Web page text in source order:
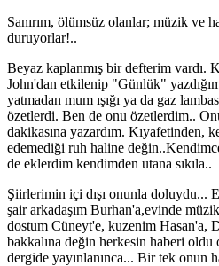
Sanırım, ölümsüz olanlar; müzik ve
duruyorlar!..
Beyaz kaplanmış bir defterim
John'dan etkilenip "Günlük"
yatmadan mum ışığı ya da gaz
özetlerdi. Ben de onu özetlerdim..
dakikasına yazardım. Kıyafetinden,
edemediği ruh haline
de eklerdim kendimden utana sıkıla..
Şiirlerimin içi dışı onunla doluydu...
şair arkadaşım Burhan'a,evinde
dostum Cüneyt'e, kuzenim Hasan'a,
bakkalına değin herkesin haberi oldu
dergide yayınlanınca... Bir tek onun